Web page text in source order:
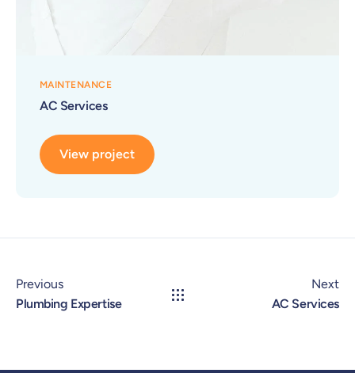
MAINTENANCE
AC Services
View project
Previous
Plumbing Expertise
Next
AC Services